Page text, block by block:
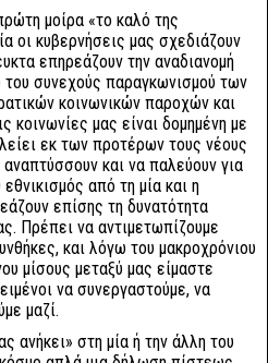
μοίρα «το καλό της
οι κυβερνήσεις μας σχεδιάζουν
επηρεάζουν την αναδιανομή
συνεχούς παραγκωνισμού των
κοινωνικών παροχών και
κοινωνίες μας είναι δομημένη με
εκ των προτέρων τους νέους
και να παλεύουν για
από τη μία και η
επίσης τη δυνατότητα
Πρέπει να αντιμετωπίζουμε
και λόγω του μακροχρόνιου
μίσους μεταξύ μας είμαστε
να συνεργαστούμε, να
μαζί.
ανήκει» στη μία ή την άλλη του